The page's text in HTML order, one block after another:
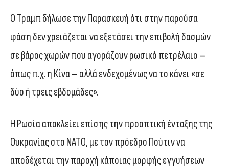
Ο Τραμπ δήλωσε την Παρασκευή ότι στην παρούσα
φάση δεν χρειάζεται να εξετάσει την επιβολή δασμών
σε βάρος χωρών που αγοράζουν ρωσικό πετρέλαιο –
όπως π.χ. η Κίνα – αλλά ενδεχομένως να το κάνει «σε
δύο ή τρεις εβδομάδες».
Η Ρωσία αποκλείει επίσης την προοπτική ένταξης της
Ουκρανίας στο ΝΑΤΟ, με τον πρόεδρο Πούτιν να
αποδέχεται την παροχή κάποιας μορφής εγγυήσεων